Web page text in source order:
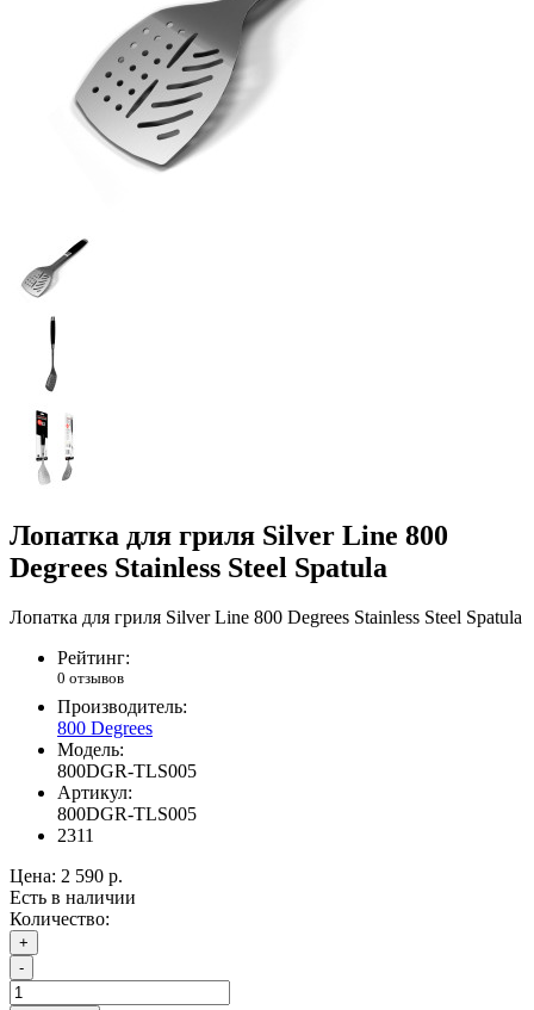
Лопатка для гриля Silver Line 800
Degrees Stainless Steel Spatula
Лопатка для гриля Silver Line 800 Degrees Stainless Steel Spatula
Рейтинг:
0 отзывов
Производитель:
800 Degrees
Модель:
800DGR-TLS005
Артикул:
800DGR-TLS005
2311
Цена: 2 590 р.
Есть в наличии
Количество:
+
-